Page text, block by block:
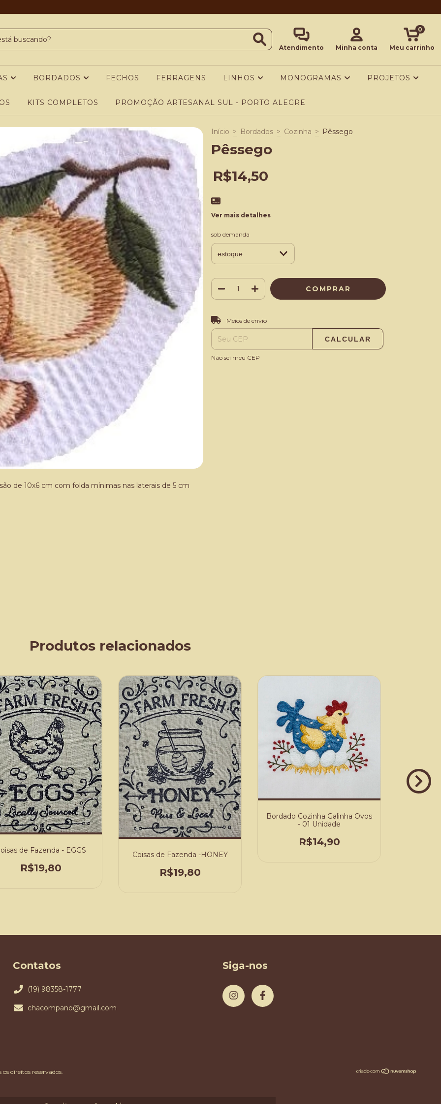
Atendimento Minha conta Meu carrinho
0
BORDADOS FECHOS FERRAGENS LINHOS MONOGRAMAS PROJETOS
KITS COMPLETOS PROMOÇÃO ARTESANAL SUL - PORTO ALEGRE
de 10x6 cm com folda mínimas nas laterais de 5 cm
Início > Bordados > Cozinha > Pêssego
Pêssego
R$14,50
Ver mais detalhes
sob demanda
Entregas para o CEP:
Meios de envio
CALCULAR
Não sei meu CEP
Produtos relacionados
de Fazenda - EGGS
R$19,80
Coisas de Fazenda -HONEY
R$19,80
Bordado Cozinha Galinha Ovos
- 01 Unidade
R$14,90
Contatos
(19) 98358-1777
chacompano@gmail.com
Siga-nos
direitos reservados.